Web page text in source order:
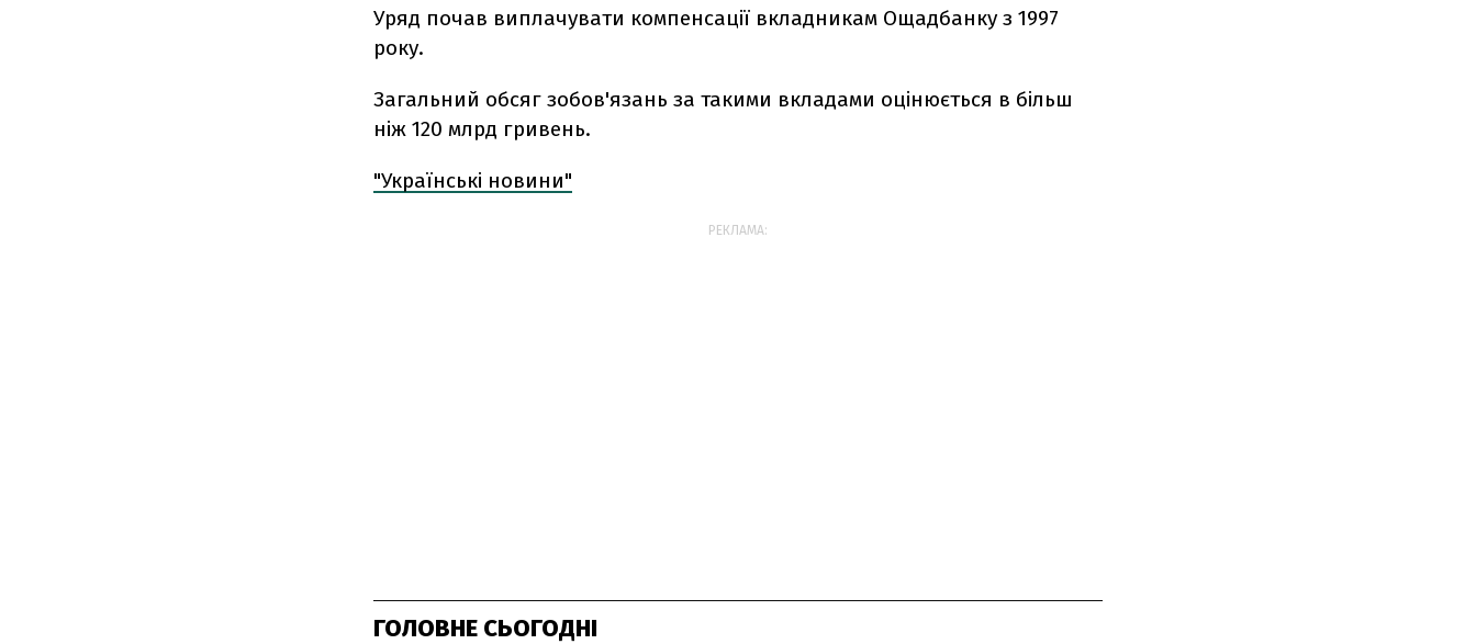
Уряд почав виплачувати компенсації вкладникам Ощадбанку з 1997
року.
Загальний обсяг зобов'язань за такими вкладами оцінюється в більш
ніж 120 млрд гривень.
"Українські новини"
РЕКЛАМА:
ГОЛОВНЕ СЬОГОДНІ